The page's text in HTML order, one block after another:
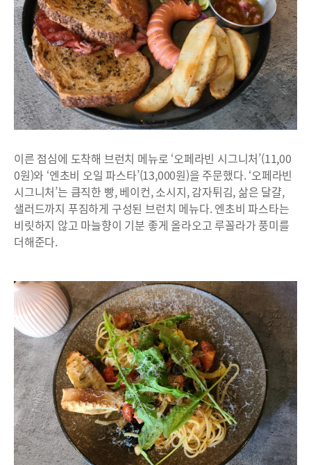
이른 점심에 도착해 브런치 메뉴로 ‘오페라빈 시그니처’(11,00
0원)와 ‘엔초비 오일 파스타’(13,000원)을 주문했다. ‘오페라빈
시그니처’는 큼직한 빵, 베이컨, 소시지, 감자튀김, 삶은 달걀,
샐러드까지 푸짐하게 구성된 브런치 메뉴다. 엔초비 파스타는
비릿하지 않고 마늘향이 기분 좋게 올라오고 루꼴라가 풍미를
더해준다.